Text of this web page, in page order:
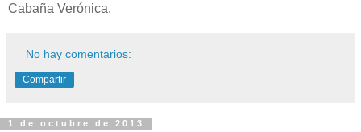
Cabaña Verónica.
No hay comentarios:
Compartir
1 de octubre de 2013